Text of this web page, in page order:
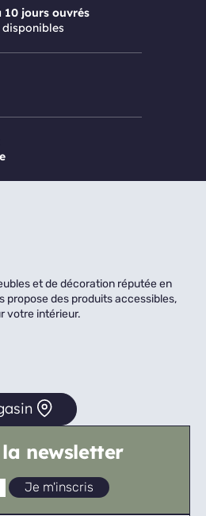
10 jours ouvrés
et de décoration réputée en
propose des produits accessibles,
votre intérieur.
la newsletter